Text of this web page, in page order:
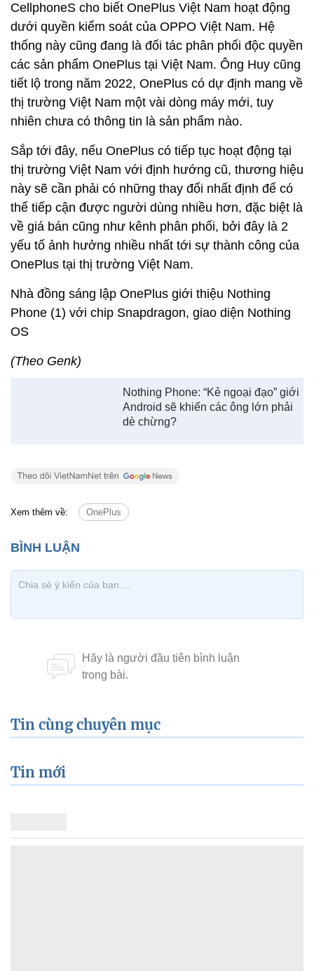
CellphoneS cho biết OnePlus Việt Nam hoạt động
dưới quyền kiểm soát của OPPO Việt Nam. Hệ
thống này cũng đang là đối tác phân phối độc quyền
các sản phẩm OnePlus tại Việt Nam. Ông Huy cũng
tiết lộ trong năm 2022, OnePlus có dự định mang về
thị trường Việt Nam một vài dòng máy mới, tuy
nhiên chưa có thông tin là sản phẩm nào.
Sắp tới đây, nếu OnePlus có tiếp tục hoạt động tại
thị trường Việt Nam với định hướng cũ, thương hiệu
này sẽ cần phải có những thay đổi nhất định để có
thể tiếp cận được người dùng nhiều hơn, đặc biệt là
về giá bán cũng như kênh phân phối, bởi đây là 2
yếu tố ảnh hưởng nhiều nhất tới sự thành công của
OnePlus tại thị trường Việt Nam.
Nhà đồng sáng lập OnePlus giới thiệu Nothing
Phone (1) với chip Snapdragon, giao diện Nothing
OS
(Theo Genk)
Nothing Phone: “Kẻ ngoại đạo” giới
Android sẽ khiến các ông lớn phải
dè chừng?
Xem thêm về: OnePlus
Tin cùng chuyên mục
Tin mới